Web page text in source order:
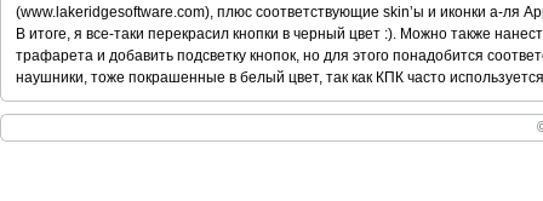
(www.lakeridgesoftware.com), плюс соответствующие skin’ы и иконки а-ля
В итоге, я все-таки перекрасил кнопки в черный цвет :). Можно также
трафарета и добавить подсветку кнопок, но для этого понадобится
наушники, тоже покрашенные в белый цвет, так как КПК часто